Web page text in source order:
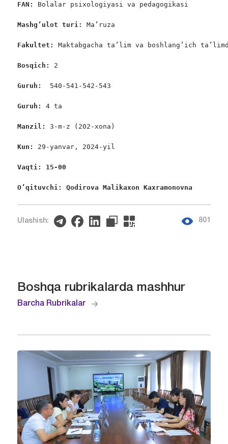
FAN: Bolalar psixologiyasi va pedagogikasi
Mashg’ulot turi: Ma’ruza
Fakultet: Maktabgacha ta’lim va boshlang’ich
Bosqich: 2
Guruh: 540-541-542-543
Guruh: 4 ta
Manzil: 3-m-z (202-xona)
Kun: 29-yanvar, 2024-yil
Vaqti: 15-00
O’qituvchi: Qodirova Malikaxon Kaxramonovna
Ulashish: 801
Boshqa rubrikalarda mashhur
Barcha Rubrikalar